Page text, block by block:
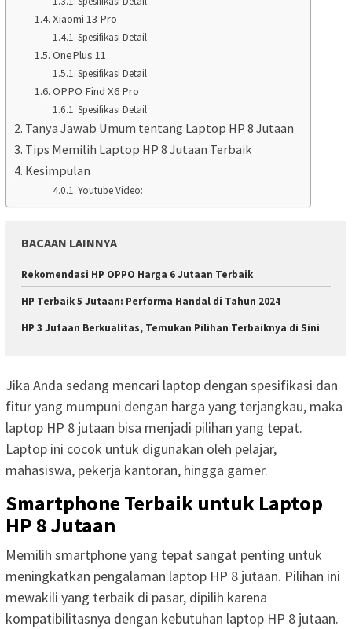
Xiaomi 13 Pro
Spesifikasi Detail
OnePlus 11
Spesifikasi Detail
OPPO Find X6 Pro
Spesifikasi Detail
Tanya Jawab Umum tentang Laptop HP 8 Jutaan
Tips Memilih Laptop HP 8 Jutaan Terbaik
Kesimpulan
Youtube Video:
BACAAN LAINNYA
Rekomendasi HP OPPO Harga 6 Jutaan Terbaik
HP Terbaik 5 Jutaan: Performa Handal di Tahun 2024
HP 3 Jutaan Berkualitas, Temukan Pilihan Terbaiknya di Sini
Jika Anda sedang mencari laptop dengan spesifikasi dan
fitur yang mumpuni dengan harga yang terjangkau, maka
laptop HP 8 jutaan bisa menjadi pilihan yang tepat.
Laptop ini cocok untuk digunakan oleh pelajar,
mahasiswa, pekerja kantoran, hingga gamer.
Smartphone Terbaik untuk Laptop
HP 8 Jutaan
Memilih smartphone yang tepat sangat penting untuk
meningkatkan pengalaman laptop HP 8 jutaan. Pilihan ini
mewakili yang terbaik di pasar, dipilih karena
kompatibilitasnya dengan kebutuhan laptop HP 8 jutaan.